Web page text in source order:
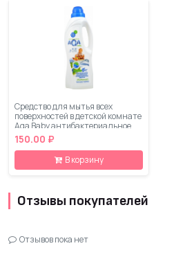
Средство для мытья всех
поверхностей в детской комнате
Aqa Baby антибактериальное
1000 мл
150.00 ₽
В корзину
Отзывы покупателей
Отзывов пока нет